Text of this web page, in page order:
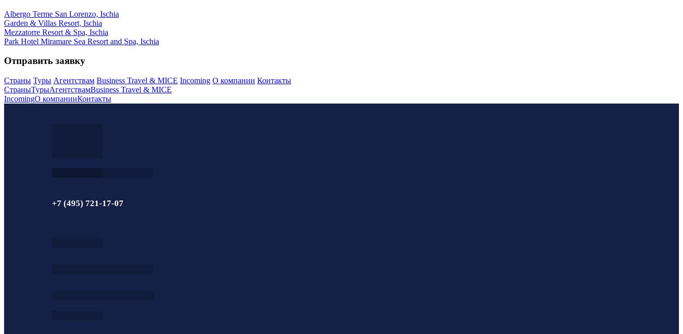
Albergo Terme San Lorenzo, Ischia
Garden & Villas Resort, Ischia
Mezzatorre Resort & Spa, Ischia
Park Hotel Miramare Sea Resort and Spa, Ischia
Отправить заявку
Страны Туры Агентствам Business Travel & MICE Incoming О компании Контакты
СтраныТурыАгентствамBusiness Travel & MICE
IncomingО компанииКонтакты
+7 (495) 721-17-07